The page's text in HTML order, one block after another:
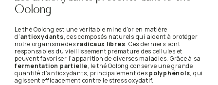
Oolong
Le thé Oolong est une véritable mine d’or en matière
d’antioxydants, ces composés naturels qui aident à protéger
notre organisme des radicaux libres. Ces derniers sont
responsables du vieillissement prématuré des cellules et
peuvent favoriser l’apparition de diverses maladies. Grâce à sa
fermentation partielle, le thé Oolong conserve une grande
quantité d’antioxydants, principalement des polyphénols, qui
agissent efficacement contre le stress oxydatif.